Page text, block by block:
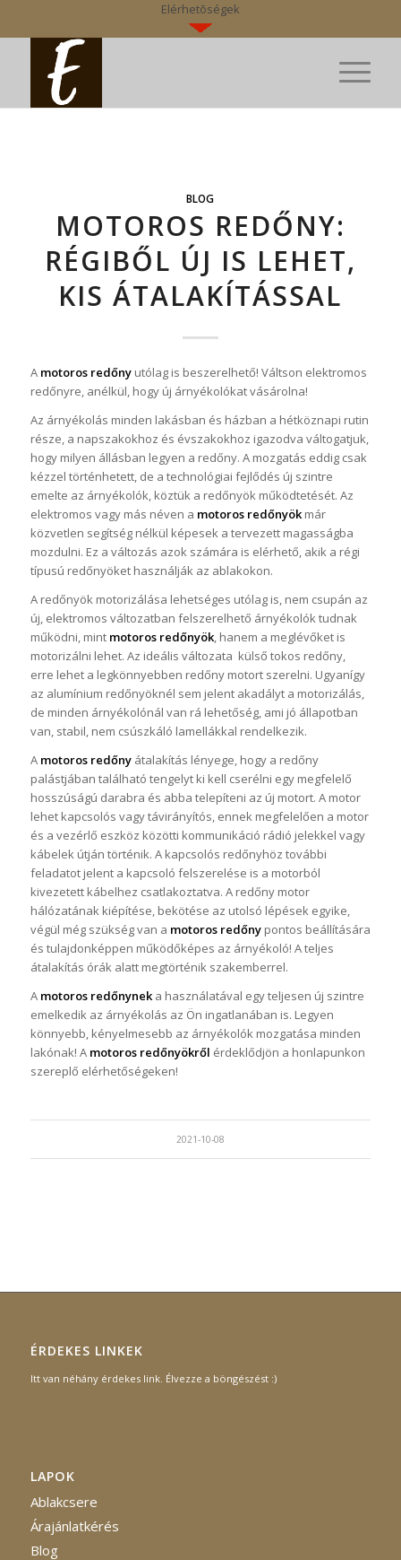
Elérhetõségek
BLOG
MOTOROS REDŐNY:
RÉGIBŐL ÚJ IS LEHET,
KIS ÁTALAKÍTÁSSAL
A motoros redőnyutólag is beszerelhető! Váltson elektromos
redőnyre, anélkül, hogy új árnyékolókat vásárolna!
Az árnyékolás minden lakásban és házban a hétköznapi rutin
része, a napszakokhoz és évszakokhoz igazodva váltogatjuk,
hogy milyen állásban legyen a redőny. A mozgatás eddig csak
kézzel történhetett, de a technológiai fejlődés új szintre
emelte az árnyékolók, köztük a redőnyök működtetését. Az
elektromos vagy más néven a motoros redőnyökmár
közvetlen segítség nélkül képesek a tervezett magasságba
mozdulni. Ez a változás azok számára is elérhető, akik a régi
típusú redőnyöket használják az ablakokon.
A redőnyök motorizálása lehetséges utólag is, nem csupán az
új, elektromos változatban felszerelhető árnyékolók tudnak
működni, mint motoros redőnyök, hanem a meglévőket is
motorizálni lehet. Az ideális változata külső tokos redőny,
erre lehet a legkönnyebben redőny motort szerelni. Ugyanígy
az alumínium redőnyöknél sem jelent akadályt a motorizálás,
de minden árnyékolónál van rá lehetőség, ami jó állapotban
van, stabil, nem csúszkáló lamellákkal rendelkezik.
A motoros redőnyátalakítás lényege, hogy a redőny
palástjában található tengelyt ki kell cserélni egy megfelelő
hosszúságú darabra és abba telepíteni az új motort. A motor
lehet kapcsolós vagy távirányítós, ennek megfelelően a motor
és a vezérlő eszköz közötti kommunikáció rádió jelekkel vagy
kábelek útján történik. A kapcsolós redőnyhöz további
feladatot jelent a kapcsoló felszerelése is a motorból
kivezetett kábelhez csatlakoztatva. A redőny motor
hálózatának kiépítése, bekötése az utolsó lépések egyike,
végül még szükség van a motoros redőnypontos beállítására
és tulajdonképpen működőképes az árnyékoló! A teljes
átalakítás órák alatt megtörténik szakemberrel.
A motoros redőnyneka használatával egy teljesen új szintre
emelkedik az árnyékolás az Ön ingatlanában is. Legyen
könnyebb, kényelmesebb az árnyékolók mozgatása minden
lakónak! A motoros redőnyökről érdeklődjön a honlapunkon
szereplő elérhetőségeken!
2021-10-08
ÉRDEKES LINKEK
Itt van néhány érdekes link. Élvezze a böngészést :)
LAPOK
Ablakcsere
Árajánlatkérés
Blog